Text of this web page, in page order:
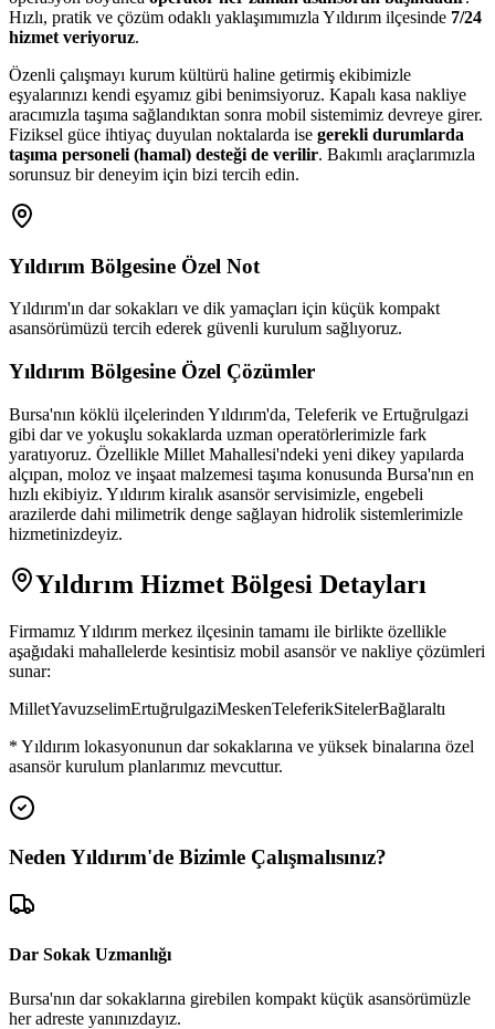
Hızlı, pratik ve çözüm odaklı yaklaşımımızla Yıldırım ilçesinde 7/24
hizmet veriyoruz.
Özenli çalışmayı kurum kültürü haline getirmiş ekibimizle
eşyalarınızı kendi eşyamız gibi benimsiyoruz. Kapalı kasa nakliye
aracımızla taşıma sağlandıktan sonra mobil sistemimiz devreye girer.
Fiziksel güce ihtiyaç duyulan noktalarda ise gerekli durumlarda
taşıma personeli (hamal) desteği de verilir. Bakımlı araçlarımızla
sorunsuz bir deneyim için bizi tercih edin.
Yıldırım Bölgesine Özel Not
Yıldırım'ın dar sokakları ve dik yamaçları için küçük kompakt
asansörümüzü tercih ederek güvenli kurulum sağlıyoruz.
Yıldırım Bölgesine Özel Çözümler
Bursa'nın köklü ilçelerinden Yıldırım'da, Teleferik ve Ertuğrulgazi
gibi dar ve yokuşlu sokaklarda uzman operatörlerimizle fark
yaratıyoruz. Özellikle Millet Mahallesi'ndeki yeni dikey yapılarda
alçıpan, moloz ve inşaat malzemesi taşıma konusunda Bursa'nın en
hızlı ekibiyiz. Yıldırım kiralık asansör servisimizle, engebeli
arazilerde dahi milimetrik denge sağlayan hidrolik sistemlerimizle
hizmetinizdeyiz.
Yıldırım Hizmet Bölgesi Detayları
FirmamızYıldırım merkez ilçesinin tamamı ile birlikte özellikle
aşağıdaki mahallelerde kesintisiz mobil asansör ve nakliye çözümleri
sunar:
MilletYavuzselimErtuğrulgaziMeskenTeleferikSitelerBağlaraltı
* Yıldırım lokasyonunun dar sokaklarına ve yüksek binalarına özel
asansör kurulum planlarımız mevcuttur.
NedenYıldırım'de Bizimle Çalışmalısınız?
Dar Sokak Uzmanlığı
Bursa'nın dar sokaklarına girebilen kompakt küçük asansörümüzle
her adreste yanınızdayız.